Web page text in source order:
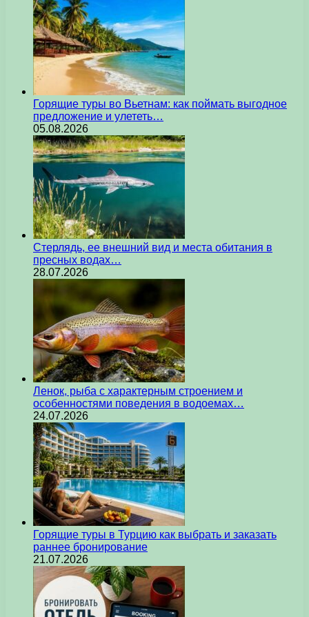
Горящие туры во Вьетнам: как поймать выгодное
предложение и улететь…
05.08.2026
Стерлядь, ее внешний вид и места обитания в
пресных водах…
28.07.2026
Ленок, рыба с характерным строением и
особенностями поведения в водоемах…
24.07.2026
Горящие туры в Турцию как выбрать и заказать
раннее бронирование
21.07.2026